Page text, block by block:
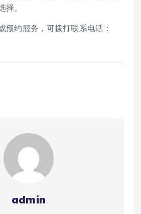
择。
预约服务，可拨打联系电话：
admin